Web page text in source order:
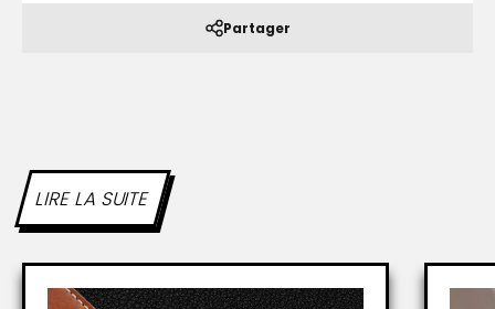
Partager
LIRE LA SUITE